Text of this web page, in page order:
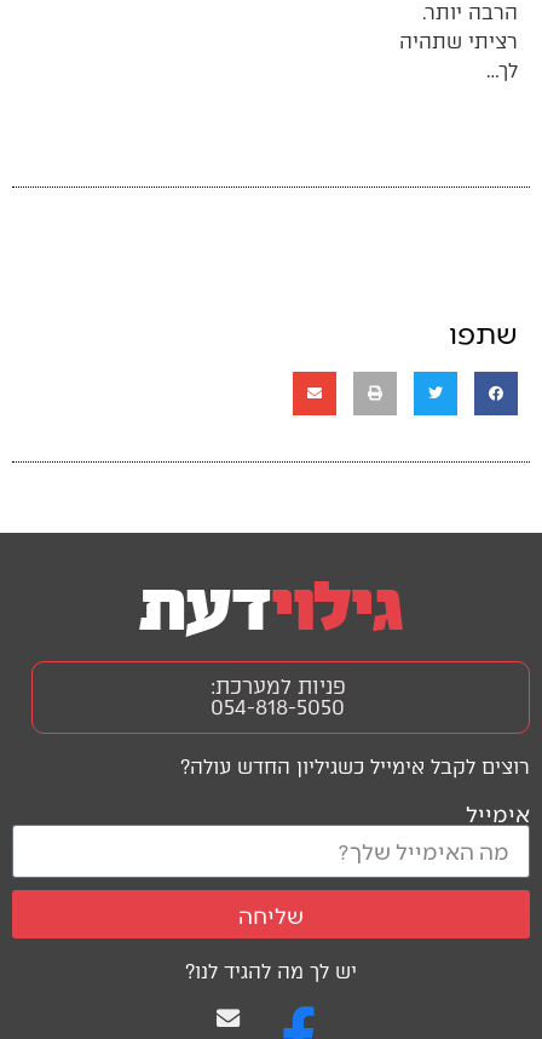
הרבה יותר.
רציתי שתהיה
לך…
שתפו
יש לך מה להגיד לנו?
רוצים לקבל אימייל כשגיליון החדש עולה?
אימייל
שליחה
פניות למערכת:
054-818-5050